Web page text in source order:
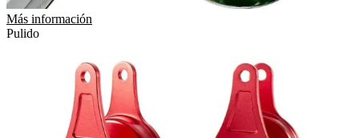
Más información
Pulido